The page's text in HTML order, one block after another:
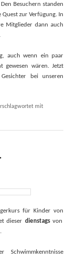
Besuchern standen
zur Verfügung. In
Mitglieder dann auch
auch wenn ein paar
gewesen wären. Jetzt
bei unseren
mit
für Kinder von
dieser dienstagsvon
.